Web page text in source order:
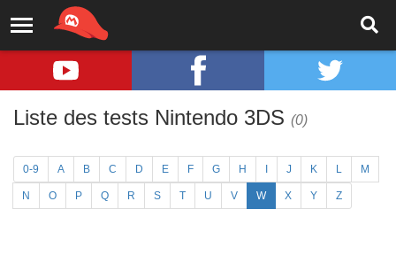
Liste des tests Nintendo 3DS (0)
0-9 A B C D E F G H J K L M
N O P Q R S T U V W X Y Z